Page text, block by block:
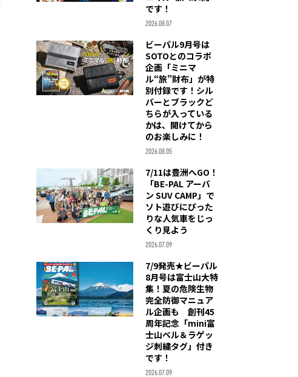
です！
2026.08.07
ビーパル9月号は
SOTOとのコラボ
企画「ミニマ
ル“旅”財布」が特
別付録です！シル
バーとブラックど
ちらが入っている
かは、開けてから
のお楽しみに！
2026.08.05
7/11は豊洲へGO！
「BE-PAL アーバ
ン SUV CAMP」で
ソト遊びにぴった
りな人気車をじっ
くり見よう
2026.07.09
7/9発売★ビーパル
8月号は富士山大特
集！夏の危険生物
完全防御マニュア
ル企画も 創刊45
周年記念「mini富
士山ベル＆ラゲッ
ジ刺繍タグ」付き
です！
2026.07.09